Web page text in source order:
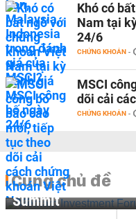
Khó có
Nam tại
24/6
CHỨNG KHOÁN -
MSCI
dõi cải
CHỨNG KHOÁN -
Cùng chủ đề
Vietnam Investment
Summit